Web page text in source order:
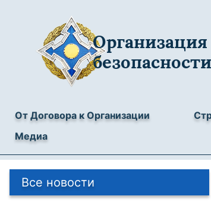
безопасности
От Договора к Организации
Медиа
Все новости